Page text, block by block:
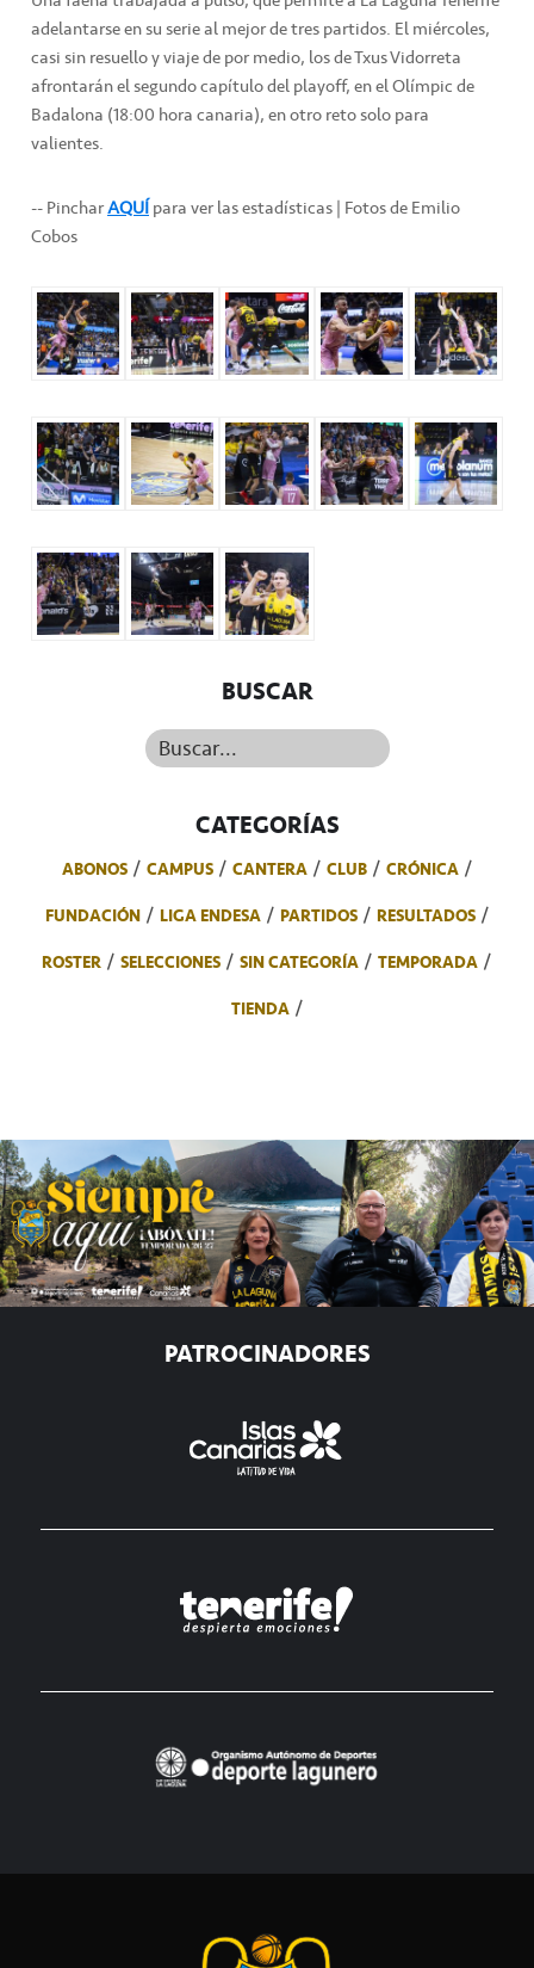
adelantarse en su serie al mejor de tres partidos. El miércoles,
casi sin resuello y viaje de por medio, los de Txus Vidorreta
afrontarán el segundo capítulo del playoff, en el Olímpic de
Badalona (18:00 hora canaria), en otro reto solo para
valientes.
-- PincharAQUÍpara ver las estadísticas | Fotos de Emilio
Cobos
BUSCAR
Buscar...
CATEGORÍAS
ABONOS CAMPUS CANTERA CLUB
CRÓNICA
FUNDACIÓN
LIGA ENDESA PARTIDOS
RESULTADOS
ROSTER
SELECCIONES SIN CATEGORÍA
TEMPORADA
TIENDA
PATROCINADORES